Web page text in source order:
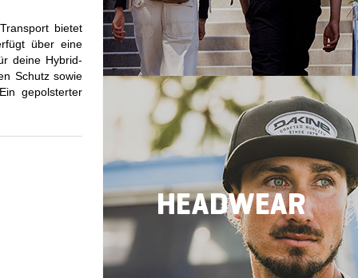
bietet
über eine
deine Hybrid-
Schutz sowie
gepolsterter